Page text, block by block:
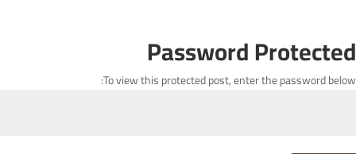
Password Protected
To view this protected post, enter the password below: